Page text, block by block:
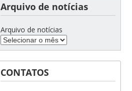
Arquivo de notícias
Arquivo de notícias
CONTATOS